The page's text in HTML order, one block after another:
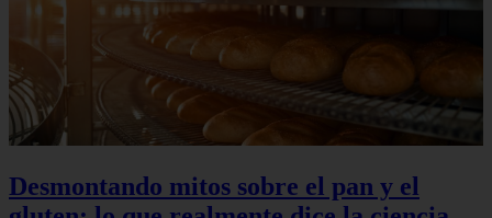
Desmontando mitos sobre el pan y el